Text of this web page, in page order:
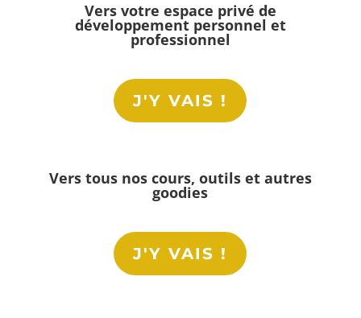
Vers votre espace privé de
développement personnel et
professionnel
J'Y VAIS !
Vers tous nos cours, outils et autres
goodies
J'Y VAIS !